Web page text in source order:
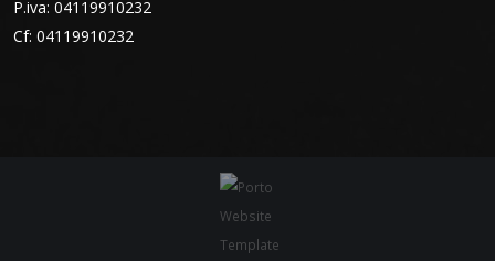
P.iva: 04119910232
Cf: 04119910232